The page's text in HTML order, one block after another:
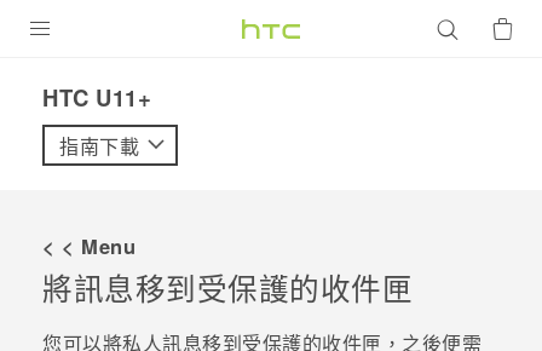
VIVE
配件
HTC U11+‎
指南下載
< < Menu
將訊息移到受保護的收件匣
您可以將私人訊息移到受保護的收件匣，之後便需